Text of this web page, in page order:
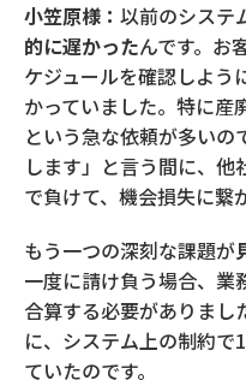
小笠原様： 以前のシステ
的に遅かったんです。お
ケジュールを確認しよう
かっていました。特に産
という急な依頼が多い
します」と言う間に、他
で負けて、機会損失に繋
もう一つの深刻な課題が
一度に請け負う場合、業
合算する必要がありまし
に、システム上の制約で
ていたのです。